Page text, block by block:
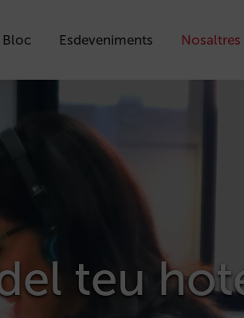
Bloc Esdeveniments Nosaltres
teu